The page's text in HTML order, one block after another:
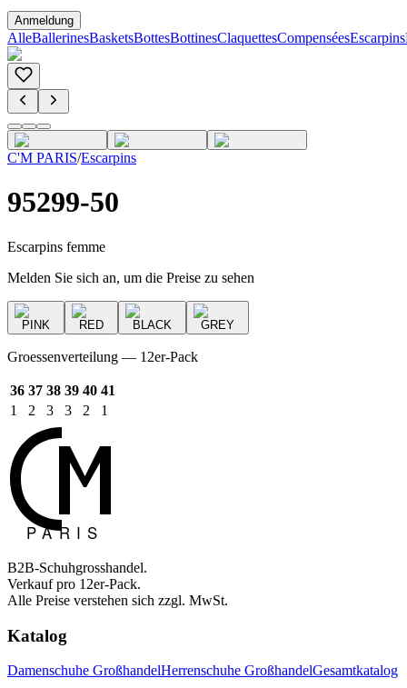
Anmeldung
AlleBallerinesBasketsBottesBottinesClaquettesCompenséesEscarpins
C'M PARIS/Escarpins
95299-50
Escarpins femme
Melden Sie sich an, um die Preise zu sehen
PINK RED BLACK GREY
Groessenverteilung — 12er-Pack
36 37 38 39 40 41
1
2 3 3 2 1
B2B-Schuhgrosshandel.
Verkauf pro 12er-Pack.
Alle Preise verstehen sich zzgl. MwSt.
Katalog
Damenschuhe GroßhandelHerrenschuhe GroßhandelGesamtkatalog